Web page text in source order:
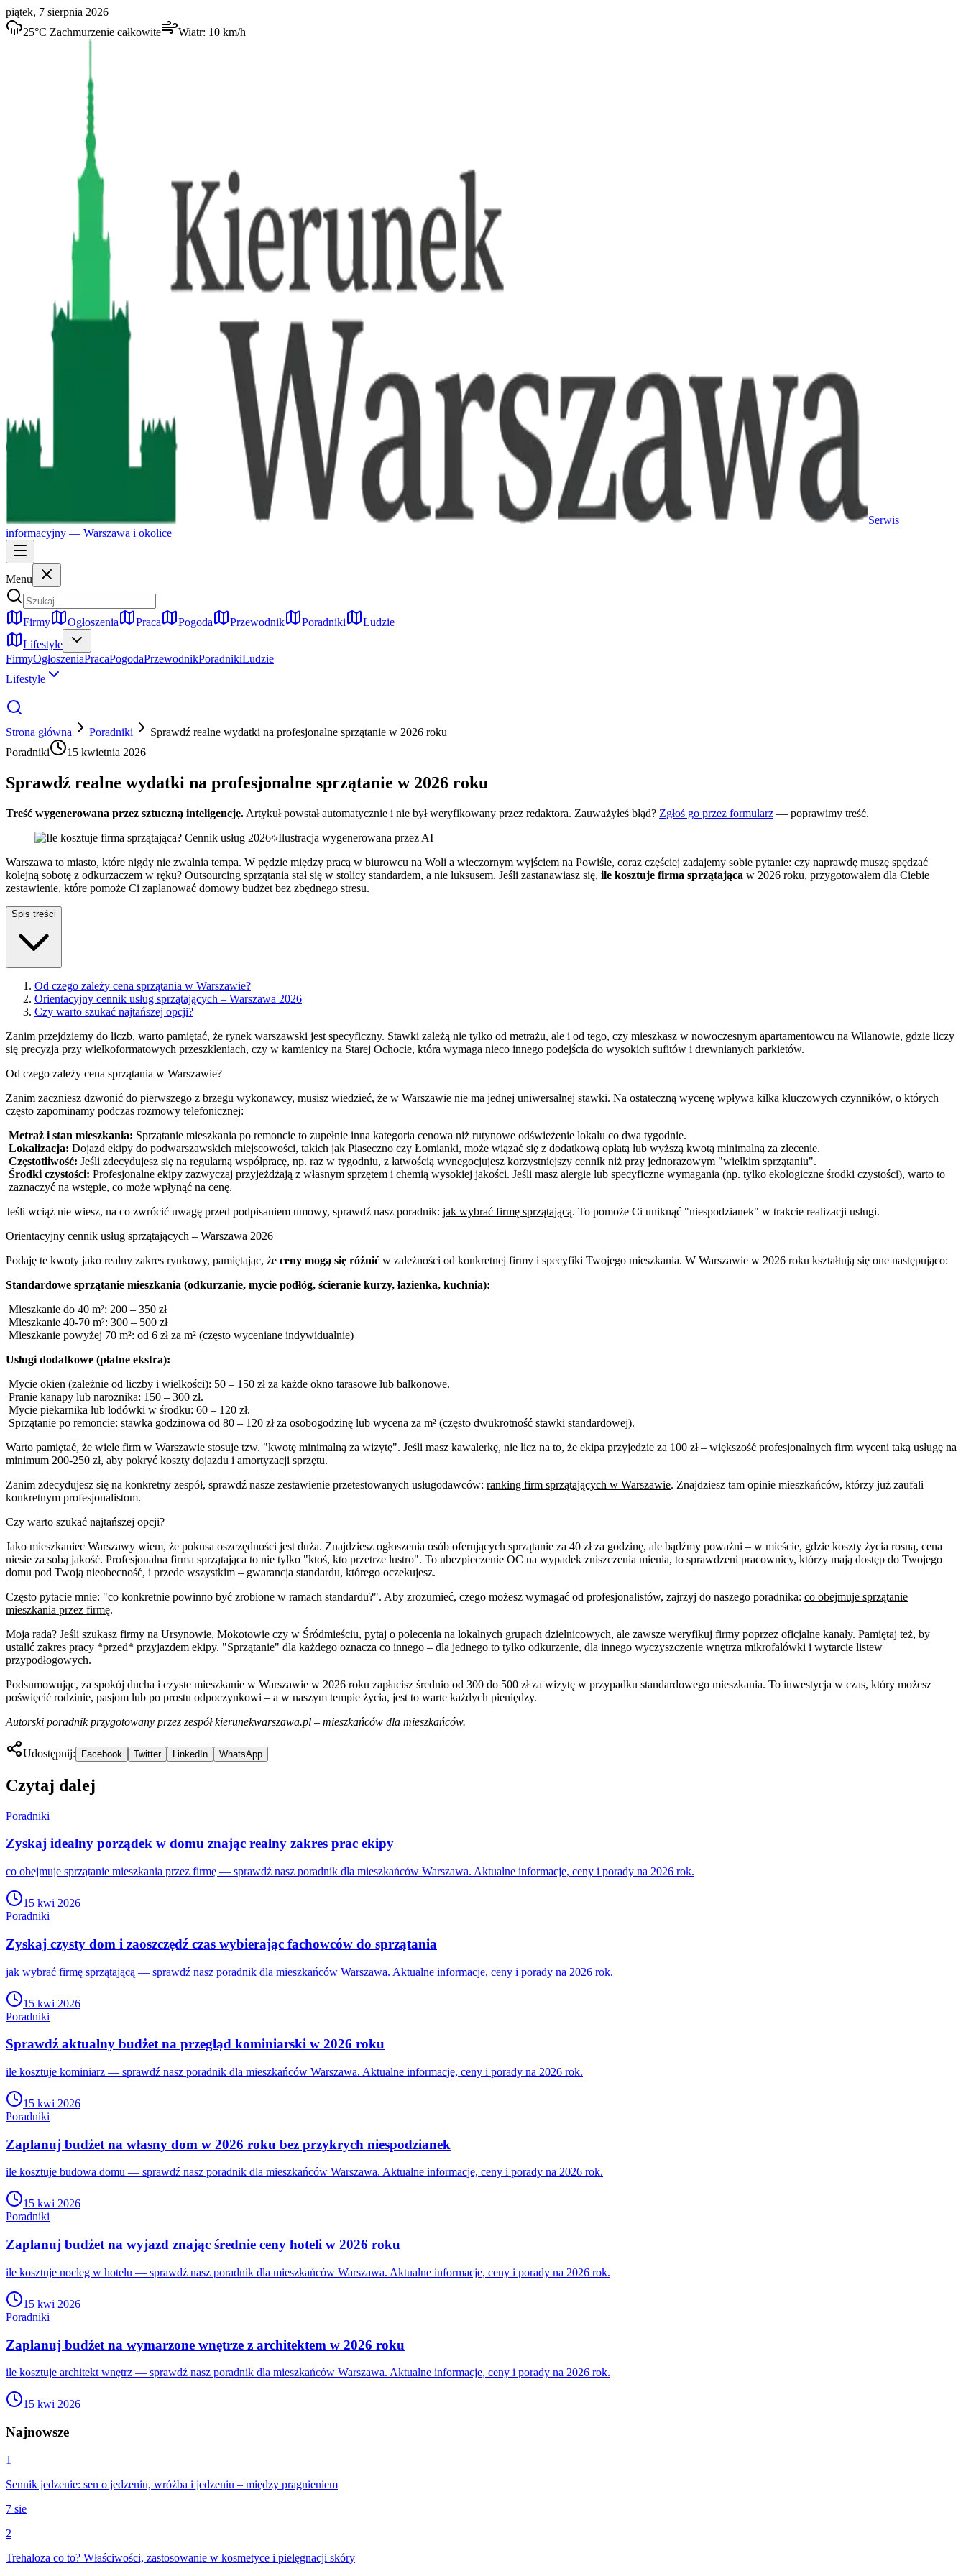
piątek, 7 sierpnia 2026
25°C Zachmurzenie całkowite Wiatr: 10 km/h
Serwis
informacyjny — Warszawa i okolice
Menu
Firmy Ogłoszenia Praca Pogoda Przewodnik Poradniki
Ludzie
Lifestyle
FirmyOgłoszeniaPracaPogodaPrzewodnikPoradnikiLudzie
Lifestyle
Strona główna Poradniki
Sprawdź realne wydatki na profesjonalne sprzątanie w 2026 roku
Poradniki
15 kwietnia 2026
Sprawdź realne wydatki na profesjonalne sprzątanie w 2026 roku
Treść wygenerowana przez sztuczną inteligencję. Artykuł powstał automatycznie i nie był weryfikowany przez redaktora. Zauważyłeś błąd? Zgłoś go przez formularz — poprawimy treść.
Ilustracja wygenerowana przez AI
Warszawa to miasto, które nigdy nie zwalnia tempa. W pędzie między pracą w biurowcu na Woli a wieczornym wyjściem na Powiśle, coraz częściej zadajemy sobie pytanie: czy naprawdę muszę spędzać
kolejną sobotę z odkurzaczem w ręku? Outsourcing sprzątania stał się w stolicy standardem, a nie luksusem. Jeśli zastanawiasz się, ile kosztuje firma sprzątająca w 2026 roku, przygotowałem dla Ciebie
zestawienie, które pomoże Ci zaplanować domowy budżet bez zbędnego stresu.
Spis treści
Od czego zależy cena sprzątania w Warszawie?
Orientacyjny cennik usług sprzątających – Warszawa 2026
Czy warto szukać najtańszej opcji?
Zanim przejdziemy do liczb, warto pamiętać, że rynek warszawski jest specyficzny. Stawki zależą nie tylko od metrażu, ale i od tego, czy mieszkasz w nowoczesnym apartamentowcu na Wilanowie, gdzie liczy
się precyzja przy wielkoformatowych przeszkleniach, czy w kamienicy na Starej Ochocie, która wymaga nieco innego podejścia do wysokich sufitów i drewnianych parkietów.
Od czego zależy cena sprzątania w Warszawie?
Zanim zaczniesz dzwonić do pierwszego z brzegu wykonawcy, musisz wiedzieć, że w Warszawie nie ma jednej uniwersalnej stawki. Na ostateczną wycenę wpływa kilka kluczowych czynników, o których
często zapominamy podczas rozmowy telefonicznej:
Metraż i stan mieszkania: Sprzątanie mieszkania po remoncie to zupełnie inna kategoria cenowa niż rutynowe odświeżenie lokalu co dwa tygodnie.
Lokalizacja: Dojazd ekipy do podwarszawskich miejscowości, takich jak Piaseczno czy Łomianki, może wiązać się z dodatkową opłatą lub wyższą kwotą minimalną za zlecenie.
Częstotliwość: Jeśli zdecydujesz się na regularną współpracę, np. raz w tygodniu, z łatwością wynegocjujesz korzystniejszy cennik niż przy jednorazowym "wielkim sprzątaniu".
Środki czystości: Profesjonalne ekipy zazwyczaj przyjeżdżają z własnym sprzętem i chemią wysokiej jakości. Jeśli masz alergie lub specyficzne wymagania (np. tylko ekologiczne środki czystości), warto to
zaznaczyć na wstępie, co może wpłynąć na cenę.
Jeśli wciąż nie wiesz, na co zwrócić uwagę przed podpisaniem umowy, sprawdź nasz poradnik: jak wybrać firmę sprzątającą. To pomoże Ci uniknąć "niespodzianek" w trakcie realizacji usługi.
Orientacyjny cennik usług sprzątających – Warszawa 2026
Podaję te kwoty jako realny zakres rynkowy, pamiętając, że ceny mogą się różnić w zależności od konkretnej firmy i specyfiki Twojego mieszkania. W Warszawie w 2026 roku kształtują się one następująco:
Standardowe sprzątanie mieszkania (odkurzanie, mycie podłóg, ścieranie kurzy, łazienka, kuchnia):
Mieszkanie do 40 m²: 200 – 350 zł
Mieszkanie 40-70 m²: 300 – 500 zł
Mieszkanie powyżej 70 m²: od 6 zł za m² (często wyceniane indywidualnie)
Usługi dodatkowe (płatne ekstra):
Mycie okien (zależnie od liczby i wielkości): 50 – 150 zł za każde okno tarasowe lub balkonowe.
Pranie kanapy lub narożnika: 150 – 300 zł.
Mycie piekarnika lub lodówki w środku: 60 – 120 zł.
Sprzątanie po remoncie: stawka godzinowa od 80 – 120 zł za osobogodzinę lub wycena za m² (często dwukrotność stawki standardowej).
Warto pamiętać, że wiele firm w Warszawie stosuje tzw. "kwotę minimalną za wizytę". Jeśli masz kawalerkę, nie licz na to, że ekipa przyjedzie za 100 zł – większość profesjonalnych firm wyceni taką usługę na
minimum 200-250 zł, aby pokryć koszty dojazdu i amortyzacji sprzętu.
Zanim zdecydujesz się na konkretny zespół, sprawdź nasze zestawienie przetestowanych usługodawców: ranking firm sprzątających w Warszawie. Znajdziesz tam opinie mieszkańców, którzy już zaufali
konkretnym profesjonalistom.
Czy warto szukać najtańszej opcji?
Jako mieszkaniec Warszawy wiem, że pokusa oszczędności jest duża. Znajdziesz ogłoszenia osób oferujących sprzątanie za 40 zł za godzinę, ale bądźmy poważni – w mieście, gdzie koszty życia rosną, cena
niesie za sobą jakość. Profesjonalna firma sprzątająca to nie tylko "ktoś, kto przetrze lustro". To ubezpieczenie OC na wypadek zniszczenia mienia, to sprawdzeni pracownicy, którzy mają dostęp do Twojego
domu pod Twoją nieobecność, i przede wszystkim – gwarancja standardu, którego oczekujesz.
Często pytacie mnie: "co konkretnie powinno być zrobione w ramach standardu?". Aby zrozumieć, czego możesz wymagać od profesjonalistów, zajrzyj do naszego poradnika: co obejmuje sprzątanie
mieszkania przez firmę.
Moja rada? Jeśli szukasz firmy na Ursynowie, Mokotowie czy w Śródmieściu, pytaj o polecenia na lokalnych grupach dzielnicowych, ale zawsze weryfikuj firmy poprzez oficjalne kanały. Pamiętaj też, by
ustalić zakres pracy *przed* przyjazdem ekipy. "Sprzątanie" dla każdego oznacza co innego – dla jednego to tylko odkurzenie, dla innego wyczyszczenie wnętrza mikrofalówki i wytarcie listew
przypodłogowych.
Podsumowując, za spokój ducha i czyste mieszkanie w Warszawie w 2026 roku zapłacisz średnio od 300 do 500 zł za wizytę w przypadku standardowego mieszkania. To inwestycja w czas, który możesz
poświęcić rodzinie, pasjom lub po prostu odpoczynkowi – a w naszym tempie życia, jest to warte każdych pieniędzy.
Autorski poradnik przygotowany przez zespół kierunekwarszawa.pl – mieszkańców dla mieszkańców.
Udostępnij: Facebook Twitter LinkedIn WhatsApp
Czytaj dalej
Poradniki
Zyskaj idealny porządek w domu znając realny zakres prac ekipy
co obejmuje sprzątanie mieszkania przez firmę — sprawdź nasz poradnik dla mieszkańców Warszawa. Aktualne informacje, ceny i porady na 2026 rok.
15 kwi 2026
Poradniki
Zyskaj czysty dom i zaoszczędź czas wybierając fachowców do sprzątania
jak wybrać firmę sprzątającą — sprawdź nasz poradnik dla mieszkańców Warszawa. Aktualne informacje, ceny i porady na 2026 rok.
15 kwi 2026
Poradniki
Sprawdź aktualny budżet na przegląd kominiarski w 2026 roku
ile kosztuje kominiarz — sprawdź nasz poradnik dla mieszkańców Warszawa. Aktualne informacje, ceny i porady na 2026 rok.
15 kwi 2026
Poradniki
Zaplanuj budżet na własny dom w 2026 roku bez przykrych niespodzianek
ile kosztuje budowa domu — sprawdź nasz poradnik dla mieszkańców Warszawa. Aktualne informacje, ceny i porady na 2026 rok.
15 kwi 2026
Poradniki
Zaplanuj budżet na wyjazd znając średnie ceny hoteli w 2026 roku
ile kosztuje nocleg w hotelu — sprawdź nasz poradnik dla mieszkańców Warszawa. Aktualne informacje, ceny i porady na 2026 rok.
15 kwi 2026
Poradniki
Zaplanuj budżet na wymarzone wnętrze z architektem w 2026 roku
ile kosztuje architekt wnętrz — sprawdź nasz poradnik dla mieszkańców Warszawa. Aktualne informacje, ceny i porady na 2026 rok.
15 kwi 2026
Najnowsze
1
Sennik jedzenie: sen o jedzeniu, wróżba i jedzeniu – między pragnieniem
7 sie
2
Trehaloza co to? Właściwości, zastosowanie w kosmetyce i pielęgnacji skóry